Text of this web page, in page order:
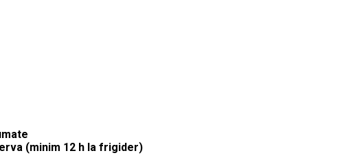
(minim 12 h la frigider)